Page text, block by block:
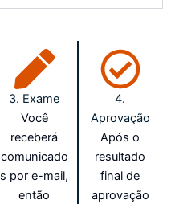
3. Exame
Você
receberá
comunicado
s por e-mail,
então
4.
Aprovação
Após o
resultado
final de
aprovação